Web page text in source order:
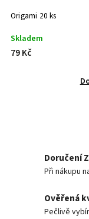
Origami 20 ks
Skladem
79 Kč
Doručení
Při nákupu
Ověřená
Pečlivě